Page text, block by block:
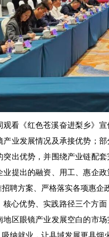
观看《红色苍溪奋进梨乡》
业发展情况及承接优势；
出优势，并围绕产业链配
提出的融资、用工、惠企
聘方案、严格落实各项惠企
心优势、实践路径三个方
区眼镜产业发展空白的市
纳就业，让县域发展更具烟